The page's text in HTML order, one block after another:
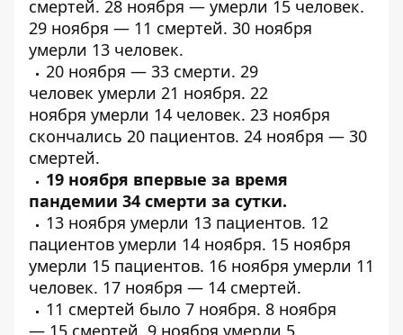
смертей. 28 ноября — умерли 15 человек.
29 ноября — 11 смертей. 30 ноября
умерли 13 человек.
20 ноября — 33 смерти. 29
человек умерли 21 ноября. 22
ноября умерли 14 человек. 23 ноября
скончались 20 пациентов. 24 ноября — 30
смертей.
19 ноября впервые за время
пандемии 34 смерти за сутки.
13 ноября умерли 13 пациентов. 12
пациентов умерли 14 ноября. 15 ноября
умерли 15 пациентов. 16 ноября умерли 11
человек. 17 ноября — 14 смертей.
11 смертей было 7 ноября. 8 ноября
— 15 смертей. 9 ноября умерли 5